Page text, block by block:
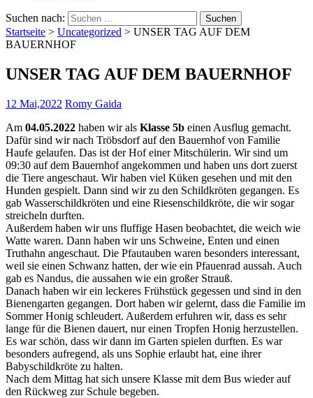
Suchen nach:
Startseite > Uncategorized > UNSER TAG AUF DEM
BAUERNHOF
UNSER TAG AUF DEM BAUERNHOF
12 Mai,2022 Romy Gaida
Am 04.05.2022 haben wir als Klasse 5b einen Ausflug gemacht.
Dafür sind wir nach Tröbsdorf auf den Bauernhof von Familie
Haufe gelaufen. Das ist der Hof einer Mitschülerin. Wir sind um
09:30 auf dem Bauernhof angekommen und haben uns dort zuerst
die Tiere angeschaut. Wir haben viel Küken gesehen und mit den
Hunden gespielt. Dann sind wir zu den Schildkröten gegangen. Es
gab Wasserschildkröten und eine Riesenschildkröte, die wir sogar
streicheln durften.
Außerdem haben wir uns fluffige Hasen beobachtet, die weich wie
Watte waren. Dann haben wir uns Schweine, Enten und einen
Truthahn angeschaut. Die Pfautauben waren besonders interessant,
weil sie einen Schwanz hatten, der wie ein Pfauenrad aussah. Auch
gab es Nandus, die aussahen wie ein großer Strauß.
Danach haben wir ein leckeres Frühstück gegessen und sind in den
Bienengarten gegangen. Dort haben wir gelernt, dass die Familie im
Sommer Honig schleudert. Außerdem erfuhren wir, dass es sehr
lange für die Bienen dauert, nur einen Tropfen Honig herzustellen.
Es war schön, dass wir dann im Garten spielen durften. Es war
besonders aufregend, als uns Sophie erlaubt hat, eine ihrer
Babyschildkröte zu halten.
Nach dem Mittag hat sich unsere Klasse mit dem Bus wieder auf
den Rückweg zur Schule begeben.